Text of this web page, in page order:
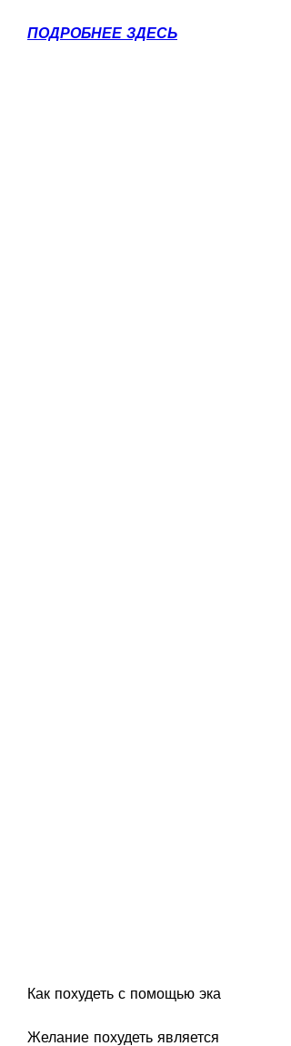
ПОДРОБНЕЕ ЗДЕСЬ
Как похудеть с помощью эка
Желание похудеть является